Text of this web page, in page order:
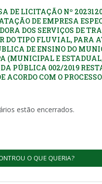
DE LICITAÇÃO Nº
DE EMPRESA
DOS SERVIÇOS DE
DO TIPO FLUVIAL, PARA
DE ENSINO DO
(MUNICIPAL E
PÚBLICA 002/2019
ACORDO COM O
estão encerrados.
O QUE QUERIA?